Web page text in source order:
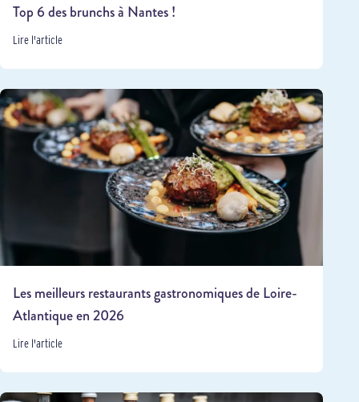
Top 6 des brunchs à Nantes !
Lire l'article
Les meilleurs restaurants gastronomiques de Loire-
Atlantique en 2026
Lire l'article